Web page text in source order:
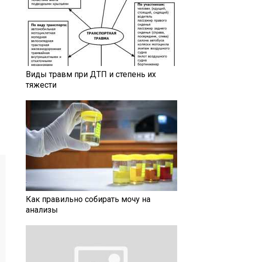
Виды травм при ДТП и степень их
тяжести
Как правильно собирать мочу на
анализы